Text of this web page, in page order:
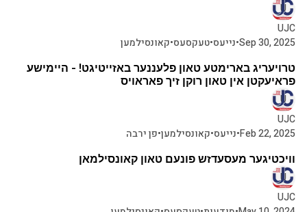
UJC
Sep 30, 2025
•נייעס•טעקסעס•קאונסילמען 2 מינוט צו לייענען
טרויעריג בארימטע טאון פלעננער באזייטיגט! - היימישע
פראיעקטן אין טאון רוקן זיך פאראויס
UJC
Feb 22, 2025
•נייעס•קאונסילמען•פן ירבה
וויכטיגער מעסעדזש פונעם טאון קאונסילמאן
UJC